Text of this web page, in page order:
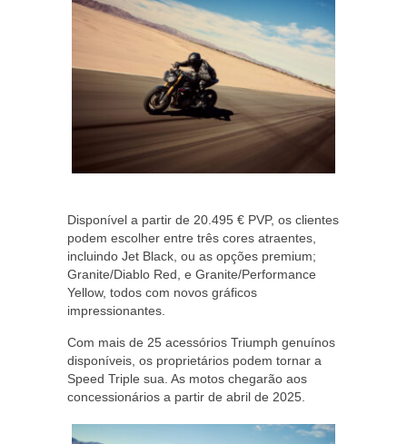
Disponível a partir de 20.495 € PVP, os clientes
podem escolher entre três cores atraentes,
incluindo Jet Black, ou as opções premium;
Granite/Diablo Red, e Granite/Performance
Yellow, todos com novos gráficos
impressionantes.
Com mais de 25 acessórios Triumph genuínos
disponíveis, os proprietários podem tornar a
Speed Triple sua. As motos chegarão aos
concessionários a partir de abril de 2025.